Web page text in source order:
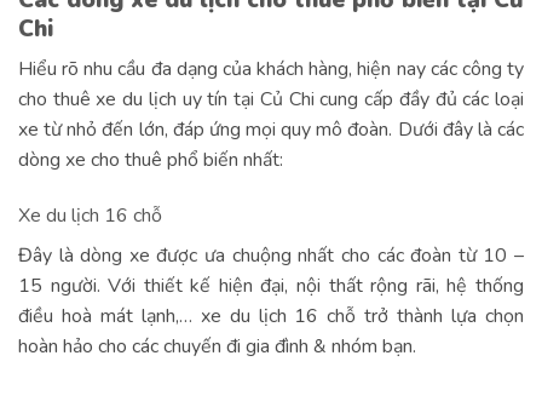
Chi
Hiểu rõ nhu cầu đa dạng của khách hàng, hiện nay các công ty
cho thuê xe du lịch uy tín tại Củ Chi cung cấp đầy đủ các loại
xe từ nhỏ đến lớn, đáp ứng mọi quy mô đoàn. Dưới đây là các
dòng xe cho thuê phổ biến nhất:
Xe du lịch 16 chỗ
Đây là dòng xe được ưa chuộng nhất cho các đoàn từ 10 –
15 người. Với thiết kế hiện đại, nội thất rộng rãi, hệ thống
điều hoà mát lạnh,… xe du lịch 16 chỗ trở thành lựa chọn
hoàn hảo cho các chuyến đi gia đình & nhóm bạn.